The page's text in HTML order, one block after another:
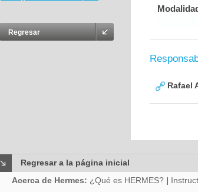
Regresar
Rafael
Regresar a la página inicial
Acerca de Hermes: ¿Qué es HERMES? |